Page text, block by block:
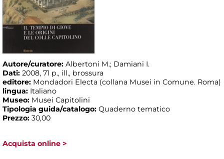
Autore/curatore: Albertoni M.; Damiani I.
Dati: 2008, 71 p., ill., brossura
editore: Mondadori Electa (collana Musei in Comune. Roma)
lingua: Italiano
Museo: Musei Capitolini
Tipologia guida/catalogo: Quaderno tematico
Prezzo: 30,00
Acquista online >